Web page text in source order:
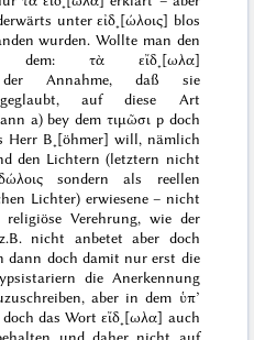
unterεἰδ˖[ώλοις] blos
wurden. Wollte man den
dem: τὰ εἴδ˖[ωλα]
Annahme, daß sie
geglaubt,auf diese Art
a) bey demτιμῶσι p doch
Herr B˖[öhmer] will, nämlich
den Lichtern (letztern nicht
sondern als reellen
Lichter) erwiesene – nicht
Verehrung, wie der
nicht anbetet aber doch
dann doch damit nur erst die
die Anerkennung
aber in dem ὑπ’
das Wortεἴδ˖[ωλα] auch